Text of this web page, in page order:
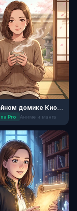
Утро в чайном домике Киото
Pro Аниме и манга